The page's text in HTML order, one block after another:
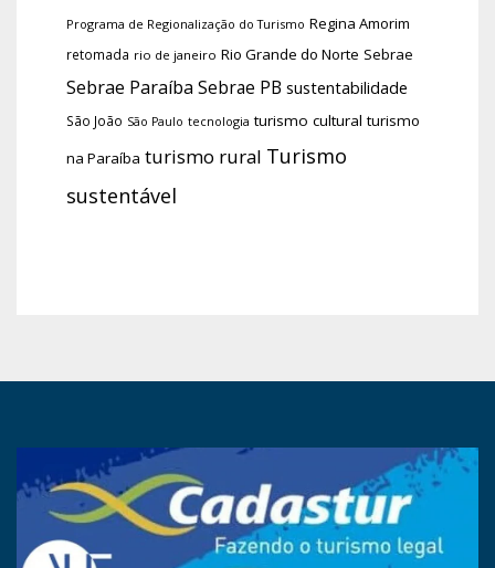
Programa de Regionalização do Turismo Regina Amorim
retomada rio de janeiro Rio Grande do Norte Sebrae
Sebrae Paraíba Sebrae PB sustentabilidade
São João São Paulo tecnologia turismo cultural turismo
na Paraíba turismo rural Turismo
sustentável